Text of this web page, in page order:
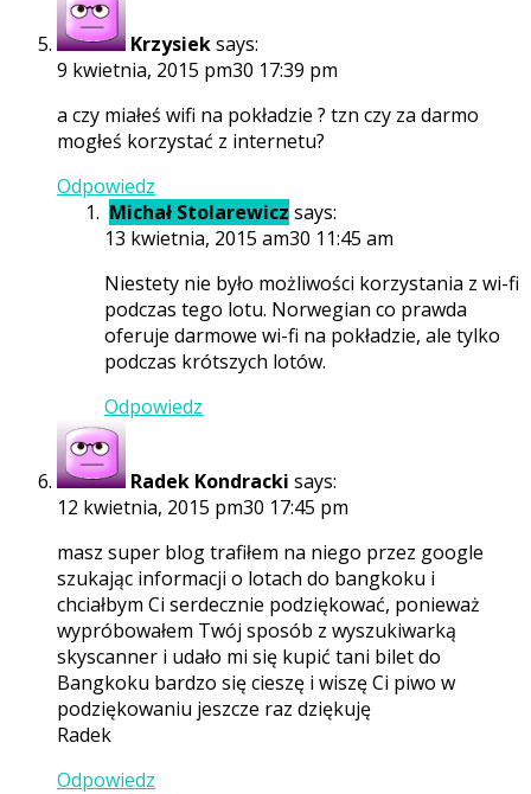
Krzysieksays:
9 kwietnia, 2015 pm30 17:39 pm
a czy miałeś wifi na pokładzie ? tzn czy za darmo
mogłeś korzystać z internetu?
Odpowiedz
Michał Stolarewicz says:
13 kwietnia, 2015 am30 11:45 am
Niestety nie było możliwości korzystania z wi-fi
podczas tego lotu. Norwegian co prawda
oferuje darmowe wi-fi na pokładzie, ale tylko
podczas krótszych lotów.
Odpowiedz
Radek Kondracki says:
12 kwietnia, 2015 pm30 17:45 pm
masz super blog trafiłem na niego przez google
szukając informacji o lotach do bangkoku i
chciałbym Ci serdecznie podziękować, ponieważ
wypróbowałem Twój sposób z wyszukiwarką
skyscanner i udało mi się kupić tani bilet do
Bangkoku bardzo się cieszę i wiszę Ci piwo w
podziękowaniu jeszcze raz dziękuję
Radek
Odpowiedz